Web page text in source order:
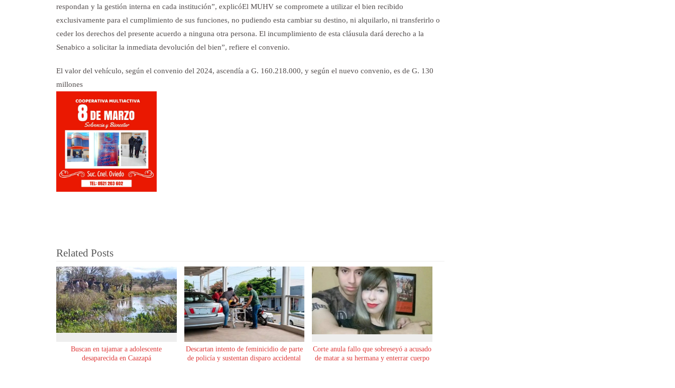
respondan y la gestión interna en cada institución”, explicóEl MUHV se compromete a utilizar el bien recibido
exclusivamente para el cumplimiento de sus funciones, no pudiendo esta cambiar su destino, ni alquilarlo, ni transferirlo o
ceder los derechos del presente acuerdo a ninguna otra persona. El incumplimiento de esta cláusula dará derecho a la
Senabico a solicitar la inmediata devolución del bien”, refiere el convenio.
El valor del vehículo, según el convenio del 2024, ascendía a G. 160.218.000, y según el nuevo convenio, es de G. 130
millones
Related Posts
Buscan en tajamar a adolescente
desaparecida en Caazapá
Descartan intento de feminicidio de parte
de policía y sustentan disparo accidental
Corte anula fallo que sobreseyó a acusado
de matar a su hermana y enterrar cuerpo